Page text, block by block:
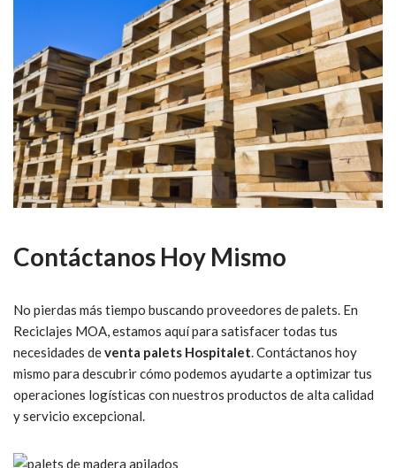
Contáctanos Hoy Mismo
No pierdas más tiempo buscando proveedores de palets. En
Reciclajes MOA, estamos aquí para satisfacer todas tus
necesidades deventa palets Hospitalet. Contáctanos hoy
mismo para descubrir cómo podemos ayudarte a optimizar tus
operaciones logísticas con nuestros productos de alta calidad
y servicio excepcional.